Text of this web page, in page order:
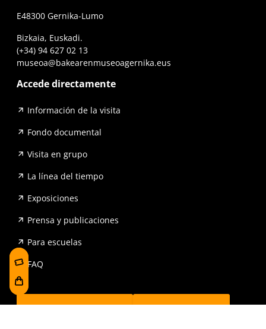
E48300 Gernika-Lumo
Bizkaia, Euskadi.
(+34) 94 627 02 13
museoa@bakearenmuseoagernika.eus
Accede directamente
Información de la visita
Fondo documental
Visita en grupo
La línea del tiempo
Exposiciones
Prensa y publicaciones
Para escuelas
FAQ